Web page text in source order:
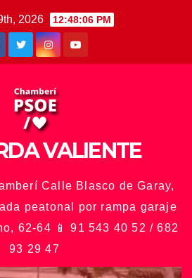
2026 12:48:08 PM
VALIENTE
Calle Blasco de Garay,
peatonal por rampa garaje
62-64 📱 91 543 40 52 / 682
93 29 47